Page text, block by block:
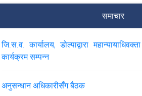
स्वत प्रकाशन दोर्सो त्रैमासिक २०८१ कात्तिक-पुस
VIEW ALL
समाचार
जि.स.व. कार्यालय, डोल्पाद्वारा
कार्यक्रम सम्पन्न
अनुसन्धान अधिकारीसँग बैठक